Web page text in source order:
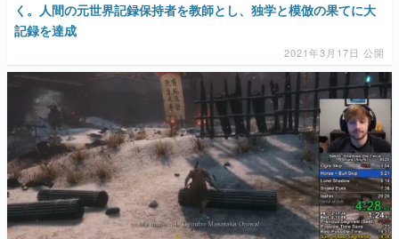
く。人間の元世界記録保持者を教師とし、独学と模倣の果てに大
記録を達成
2021年3月17日 公開